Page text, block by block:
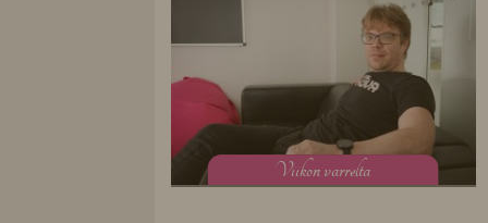
Viikon varrelta